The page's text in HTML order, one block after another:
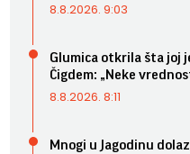
8.8.2026. 9:03
Glumica otkrila šta joj
Čigdem: „Neke
8.8.2026. 8:11
Mnogi u Jagodinu